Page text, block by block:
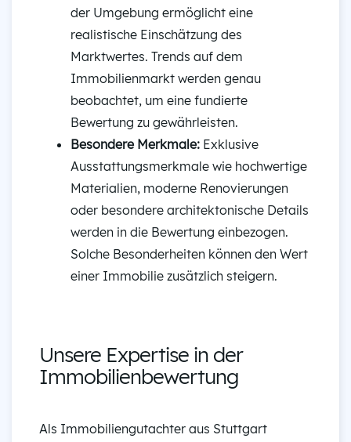
der Umgebung ermöglicht eine
realistische Einschätzung des
Marktwertes. Trends auf dem
Immobilienmarkt werden genau
beobachtet, um eine fundierte
Bewertung zu gewährleisten.
Besondere Merkmale: Exklusive
Ausstattungsmerkmale wie hochwertige
Materialien, moderne Renovierungen
oder besondere architektonische Details
werden in die Bewertung einbezogen.
Solche Besonderheiten können den Wert
einer Immobilie zusätzlich steigern.
Unsere Expertise in der
Immobilienbewertung
Als Immobiliengutachter aus Stuttgart